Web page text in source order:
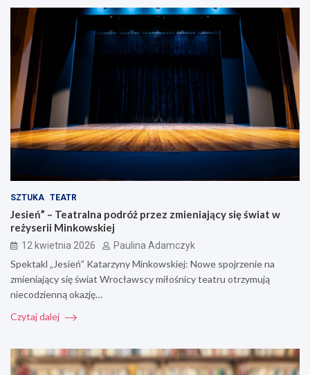
SZTUKA TEATR
Jesień” – Teatralna podróż przez zmieniający się świat w
reżyserii Minkowskiej
12 kwietnia 2026 Paulina Adamczyk
Spektakl „Jesień” Katarzyny Minkowskiej: Nowe spojrzenie na
zmieniający się świat Wrocławscy miłośnicy teatru otrzymują
niecodzienną okazję…
Czytaj dalej